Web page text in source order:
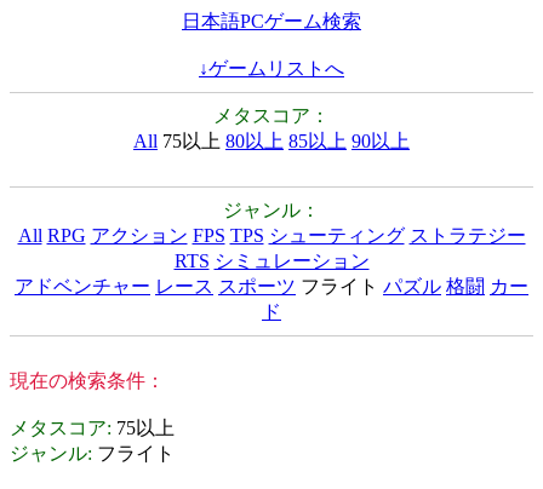
日本語PCゲーム検索
↓ゲームリストへ
メタスコア：
All 75以上 80以上 85以上 90以上
ジャンル：
All RPG アクション FPS TPS シューティング ストラテジー
RTS シミュレーション
アドベンチャー レース スポーツ フライト パズル 格闘 カー
ド
現在の検索条件：
メタスコア: 75以上
ジャンル: フライト